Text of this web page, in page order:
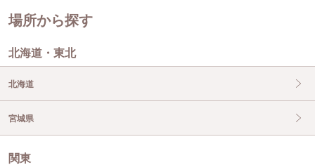
場所から探す
北海道・東北
北海道
宮城県
関東